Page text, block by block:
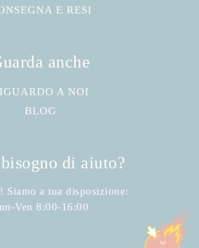
E RESI
anche
A NOI
BLOG
di aiuto?
Siamo a tua disposizione:
Ven 8:00-16:00